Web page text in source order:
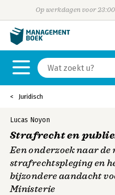
Op werkdagen voor
Juridisch
Lucas Noyon
Strafrecht en
Een onderzoek naar de
strafrechtspleging en
bijzondere aandacht
Ministerie